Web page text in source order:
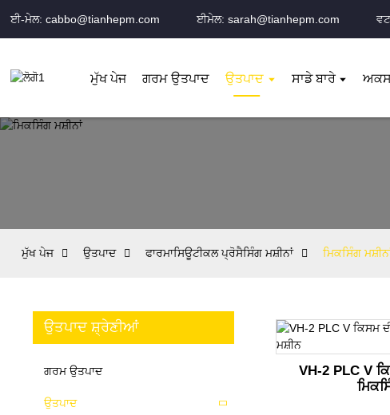
ਈ-ਮੇਲ: cabbo@tianhepm.com ਈਮੇਲ: sarah@tianhepm.com
ਮੁੱਖ ਪੇਜ ਗਰਮ ਉਤਪਾਦ ਉਤਪਾਦ ਸਾਡੇ ਬਾਰੇ
ਮੁੱਖ ਪੇਜ ਉਤਪਾਦ ਫਾਰਮਾਸਿਊਟੀਕਲ ਪ੍ਰੋਸੈਸਿੰਗ ਮਸ਼ੀਨਾਂ ਮਿਕਸਿੰਗ
ਉਤਪਾਦ ਸ਼੍ਰੇਣੀਆਂ
ਗਰਮ ਉਤਪਾਦ
ਉਤਪਾਦ
VH-2 PLC V